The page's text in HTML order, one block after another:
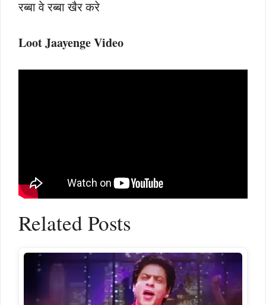
रब्बा वे रब्बा खैर करे
Loot Jaayenge Video
Related Posts